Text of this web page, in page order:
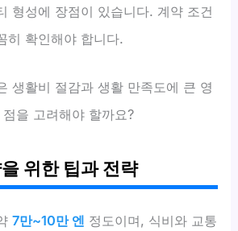
형성에 장점이 있습니다. 계약 조건
히 확인해야 합니다.
생활비 절감과 생활 만족도에 큰 영
을 고려해야 할까요?
위한 팁과 전략
7만~10만 엔 정도이며, 식비와 교통